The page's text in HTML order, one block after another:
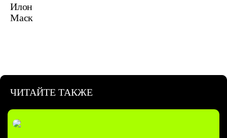
Илон
Маск
ЧИТАЙТЕ ТАКЖЕ